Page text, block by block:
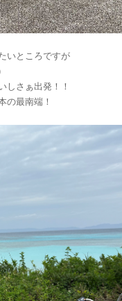
いところですが
いしさぁ出発！！
の最南端！